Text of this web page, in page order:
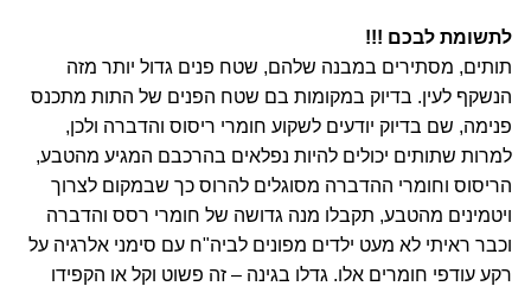
לתשומת לבכם !!!
תותים, מסתירים במבנה שלהם, שטח פנים גדול יותר מזה
הנשקף לעין. בדיוק במקומות בם שטח הפנים של התות מתכנס
פנימה, שם בדיוק יודעים לשקוע חומרי ריסוס והדברה ולכן,
למרות שתותים יכולים להיות נפלאים בהרכבם המגיע מהטבע,
הריסוס וחומרי ההדברה מסוגלים להרוס כך שבמקום לצרוך
ויטמינים מהטבע, תקבלו מנה גדושה של חומרי רסס והדברה
וכבר ראיתי לא מעט ילדים מפונים לביה"ח עם סימני אלרגיה על
רקע עודפי חומרים אלו. גדלו בגינה – זה פשוט וקל או הקפידו